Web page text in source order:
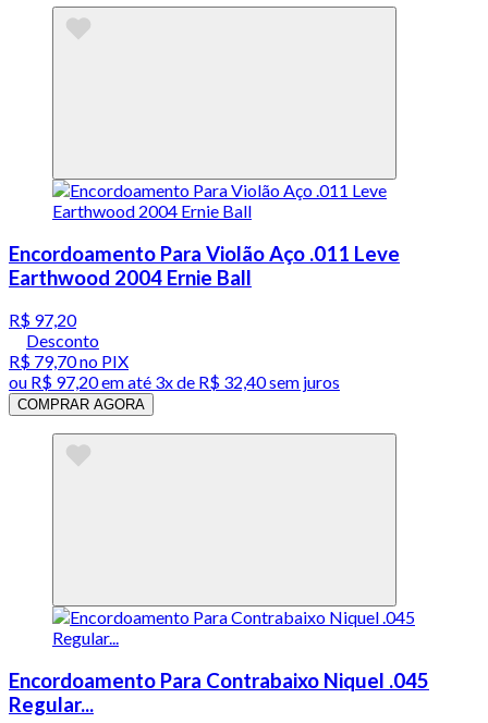
Encordoamento Para Violão Aço .011 Leve
Earthwood 2004 Ernie Ball
R$ 97,20
Desconto
R$ 79,70no PIX
ou R$ 97,20em até 3x de R$ 32,40 sem juros
COMPRAR AGORA
Encordoamento Para Contrabaixo Niquel .045
Regular...